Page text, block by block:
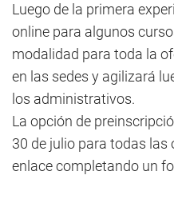
Luego de la primera
online para algunos
modalidad para toda la
en las sedes y agilizará
los administrativos.
La opción de
30 de julio para todas las
enlace completando un